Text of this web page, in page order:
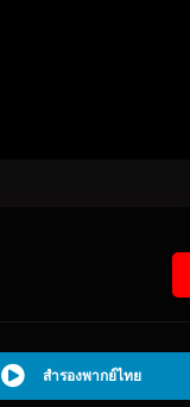
สำรองพากย์ไทย